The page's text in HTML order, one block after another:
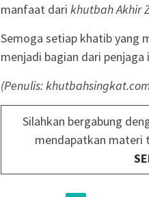
manfaat dari khutbah Akhir
Semoga setiap khatib yang
menjadi bagian dari penjaga
(Penulis:
Silahkan bergabung
mendapatkan materi